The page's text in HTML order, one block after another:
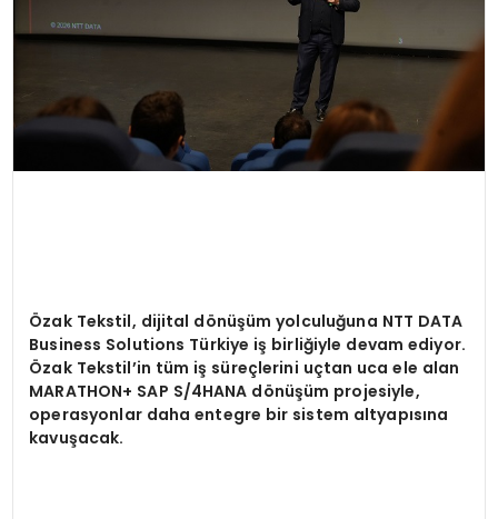
Özak Tekstil, dijital dönüşüm yolculuğuna NTT DATA
Business Solutions Türkiye iş birliğiyle devam ediyor.
Özak Tekstil’in tüm iş süreçlerini uçtan uca ele alan
MARATHON+ SAP S/4HANA dönüşüm projesiyle,
operasyonlar daha entegre bir sistem altyapısına
kavuşacak.